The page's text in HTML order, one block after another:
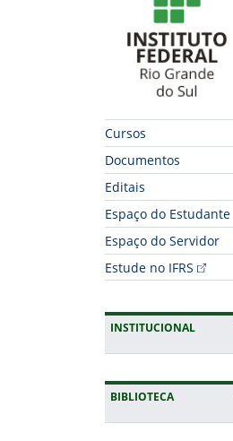
Cursos
Documentos
Editais
Espaço do Estudante
Espaço do Servidor
Estude no IFRS
INSTITUCIONAL
BIBLIOTECA(EXPANDIR